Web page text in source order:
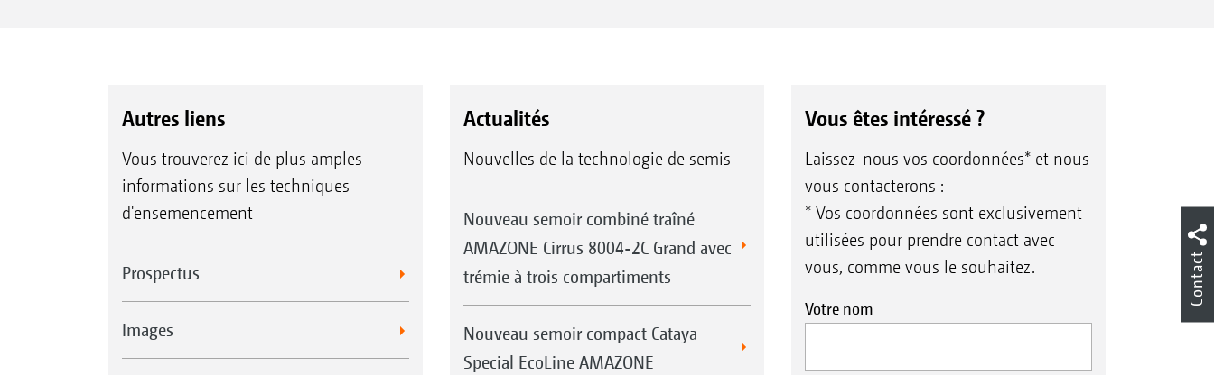
Autres liens
Vous trouverez ici de plus amples
informations sur les techniques
d'ensemencement
Prospectus
Images
Actualités
Nouvelles de la technologie de semis
Nouveau semoir combiné traîné
AMAZONE Cirrus 8004-2C Grand avec
trémie à trois compartiments
Nouveau semoir compact Cataya
Special EcoLine AMAZONE
Vous êtes intéressé ?
Laissez-nous vos coordonnées* et nous
vous contacterons :
* Vos coordonnées sont exclusivement
utilisées pour prendre contact avec
vous, comme vous le souhaitez.
Votre nom
Contact